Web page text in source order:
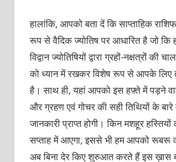
हालांकि, आपको बता दें कि साप्ताहिक
रूप से वैदिक ज्योतिष पर आधारित है जो कि
विद्वान ज्योतिषियों द्वारा ग्रहों-नक्षत्रों की
को ध्यान में रखकर विशेष रूप से आपके लिए
है। साथ ही, यहां आपको इस हफ़्ते में पड़ने
और ग्रहण एवं गोचर की सही तिथियों के बारे
जानकारी प्राप्त होगी। किन मशहूर
सप्ताह में आएगा, इससे भी हम आपको रूबरू
अब बिना देर किए शुरुआत करते हैं इस ख़ास